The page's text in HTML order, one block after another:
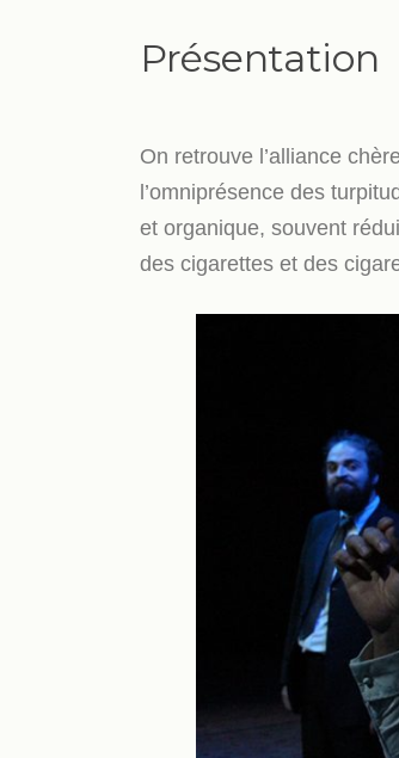
Présentation
On retrouve l’alliance
l’omniprésence des
et organique, souvent
des cigarettes et des